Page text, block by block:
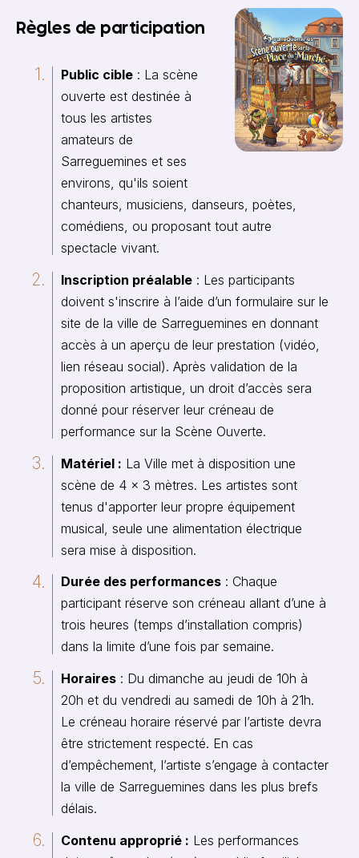
Règles de participation
Public cible : La scène
ouverte est destinée à
tous les artistes
amateurs de
Sarreguemines et ses
environs, qu'ils soient
chanteurs, musiciens, danseurs, poètes,
comédiens, ou proposant tout autre
spectacle vivant.
Inscription préalable : Les participants
doivent s'inscrire à l’aide d’un formulaire sur le
site de la ville de Sarreguemines en donnant
accès à un aperçu de leur prestation (vidéo,
lien réseau social). Après validation de la
proposition artistique, un droit d’accès sera
donné pour réserver leur créneau de
performance sur la Scène Ouverte.
Matériel : La Ville met à disposition une
scène de 4 x 3 mètres. Les artistes sont
tenus d'apporter leur propre équipement
musical, seule une alimentation électrique
sera mise à disposition.
Durée des performances : Chaque
participant réserve son créneau allant d’une à
trois heures (temps d’installation compris)
dans la limite d’une fois par semaine.
Horaires : Du dimanche au jeudi de 10h à
20h et du vendredi au samedi de 10h à 21h.
Le créneau horaire réservé par l’artiste devra
être strictement respecté. En cas
d’empêchement, l’artiste s’engage à contacter
la ville de Sarreguemines dans les plus brefs
délais.
Contenu approprié : Les performances